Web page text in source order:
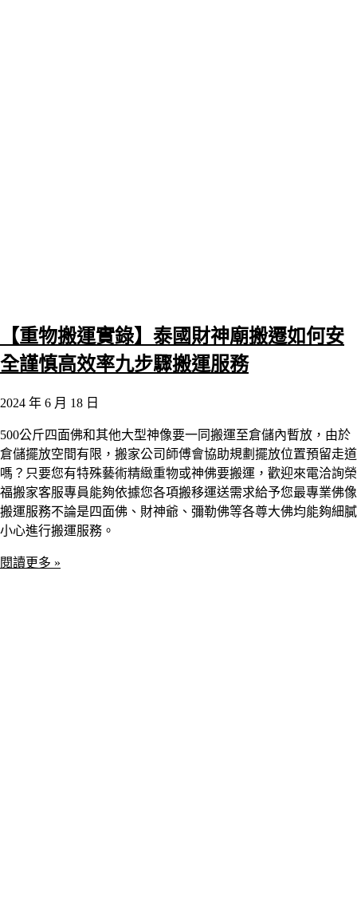
【重物搬運實錄】泰國財神廟搬遷如何安
全謹慎高效率九步驟搬運服務
2024 年 6 月 18 日
500公斤四面佛和其他大型神像要一同搬運至倉儲內暫放，由於
倉儲擺放空間有限，搬家公司師傅會協助規劃擺放位置預留走道
嗎？只要您有特殊藝術精緻重物或神佛要搬運，歡迎來電洽詢榮
福搬家客服專員能夠依據您各項搬移運送需求給予您最專業佛像
搬運服務不論是四面佛、財神爺、彌勒佛等各尊大佛均能夠細膩
小心進行搬運服務。
閱讀更多 »